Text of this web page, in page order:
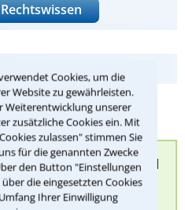
Cookies, um die
Website zu gewährleisten.
Weiterentwicklung unserer
zusätzliche Cookies ein. Mit
zulassen" stimmen Sie
für die genannten Zwecke
den Button "Einstellungen
die eingesetzten Cookies
Ihrer Einwilligung
schildern. Anschließend
Rechtsanwälte bei
Vorgehen